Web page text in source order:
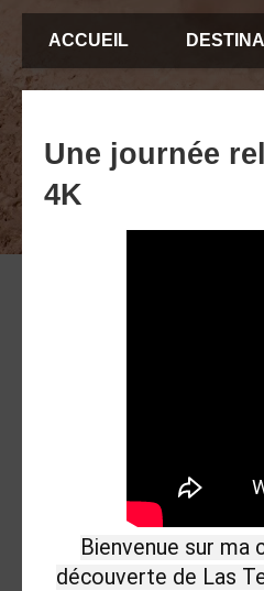
ACCUEIL
Une journée
4K
Bienvenue sur ma
découverte de Las